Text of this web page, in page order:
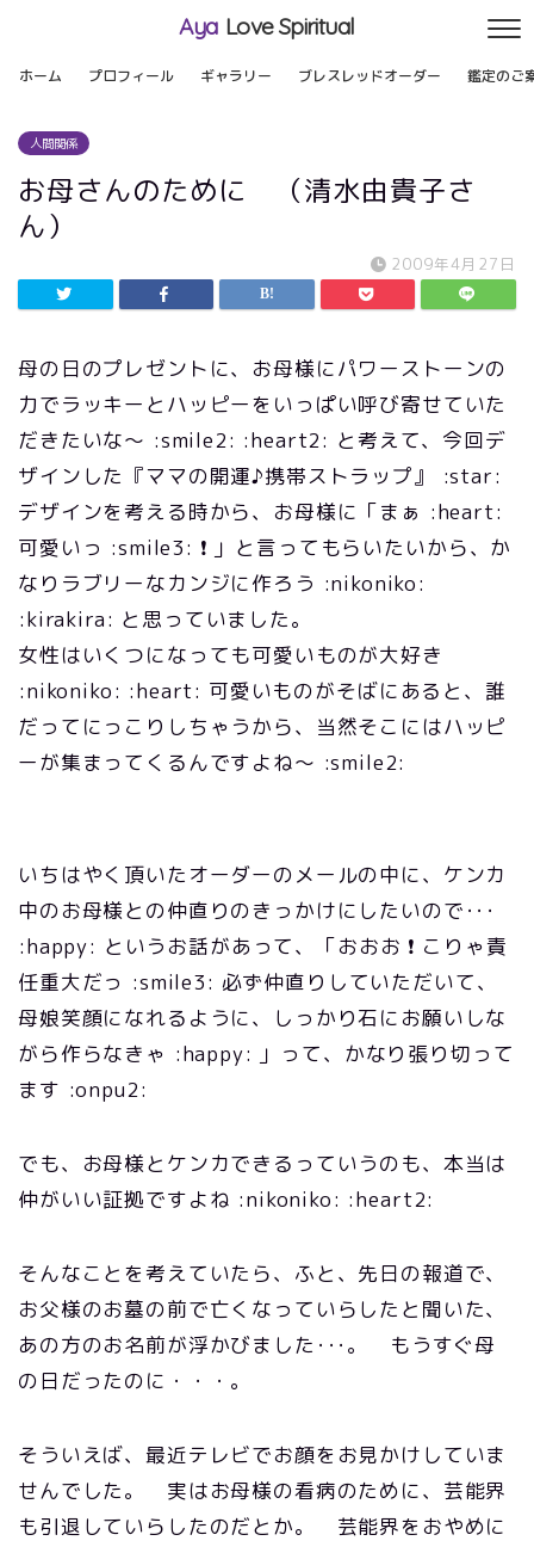
Aya Love Spiritual
ホーム プロフィール ギャラリー ブレスレッドオーダー 鑑定のご
人間関係
お母さんのために （清水由貴子さ
ん）
2009年4月27日
母の日のプレゼントに、お母様にパワーストーンの
力でラッキーとハッピーをいっぱい呼び寄せていた
だきたいな～ :smile2: :heart2: と考えて、今回デ
ザインした『ママの開運♪携帯ストラップ』 :star:
デザインを考える時から、お母様に「まぁ :heart:
可愛いっ :smile3: ❗ 」と言ってもらいたいから、か
なりラブリーなカンジに作ろう :nikoniko:
:kirakira: と思っていました。
女性はいくつになっても可愛いものが大好き
:nikoniko: :heart: 可愛いものがそばにあると、誰
だってにっこりしちゃうから、当然そこにはハッピ
ーが集まってくるんですよね～ :smile2:
いちはやく頂いたオーダーのメールの中に、ケンカ
中のお母様との仲直りのきっかけにしたいので･･･
:happy: というお話があって、「おおお ❗ こりゃ責
任重大だっ :smile3: 必ず仲直りしていただいて、
母娘笑顔になれるように、しっかり石にお願いしな
がら作らなきゃ :happy: 」って、かなり張り切って
ます :onpu2:
でも、お母様とケンカできるっていうのも、本当は
仲がいい証拠ですよね :nikoniko: :heart2:
そんなことを考えていたら、ふと、先日の報道で、
お父様のお墓の前で亡くなっていらしたと聞いた、
あの方のお名前が浮かびました･･･。 もうすぐ母
の日だったのに・・・。
そういえば、最近テレビでお顔をお見かけしていま
せんでした。 実はお母様の看病のために、芸能界
も引退していらしたのだとか。 芸能界をおやめに